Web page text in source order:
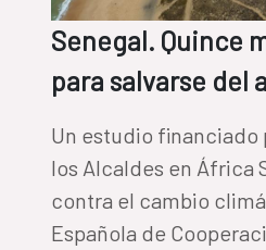
Senegal. Quince
para salvarse del
Un estudio financiado
los Alcaldes en África
contra el cambio
Española de